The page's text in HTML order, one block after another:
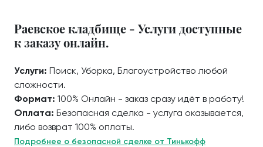
Раевское кладбище - Услуги доступные
к заказу онлайн.
Услуги: Поиск, Уборка, Благоустройство любой
сложности.
Формат: 100% Онлайн - заказ сразу идёт в работу!
Оплата: Безопасная сделка - услуга оказывается,
либо возврат 100% оплаты.
Подробнее о безопасной сделке от Тинькофф